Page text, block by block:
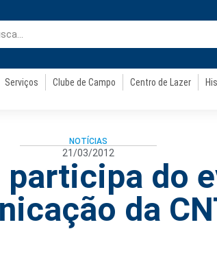
Serviços Clube de Campo Centro de Lazer
NOTÍCIAS
21/03/2012
do
da